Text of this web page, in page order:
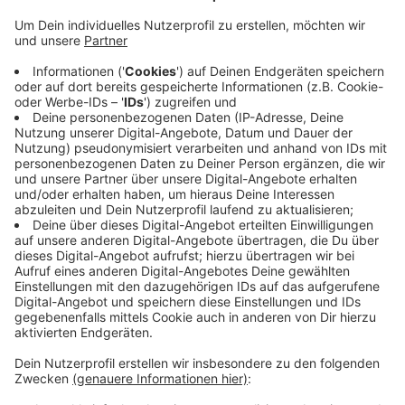
Aachen zu einer Aktiven Mittagspause auf.
Von 12 bis 13 Uhr versammeln sich Polizistinnen und
Polizisten vor dem Präsidium in der Trierer Straße, um
für bessere Tarifbedingungen zu demonstrieren. Die
GdP kritisiert, dass die Arbeitgeber bislang kein
verhandlungsfähiges Angebot vorgelegt haben, und
fordert 7 Prozent mehr Lohn. Auch der
Landesvorsitzende der GdP NRW wird dabei sein.
In ganz NRW wird in den nächsten Tagen demonstriert,
am Donnerstag zum Beispiel auch in Heinsberg und am
Freitag unter anderem in Düren.
Anzeige